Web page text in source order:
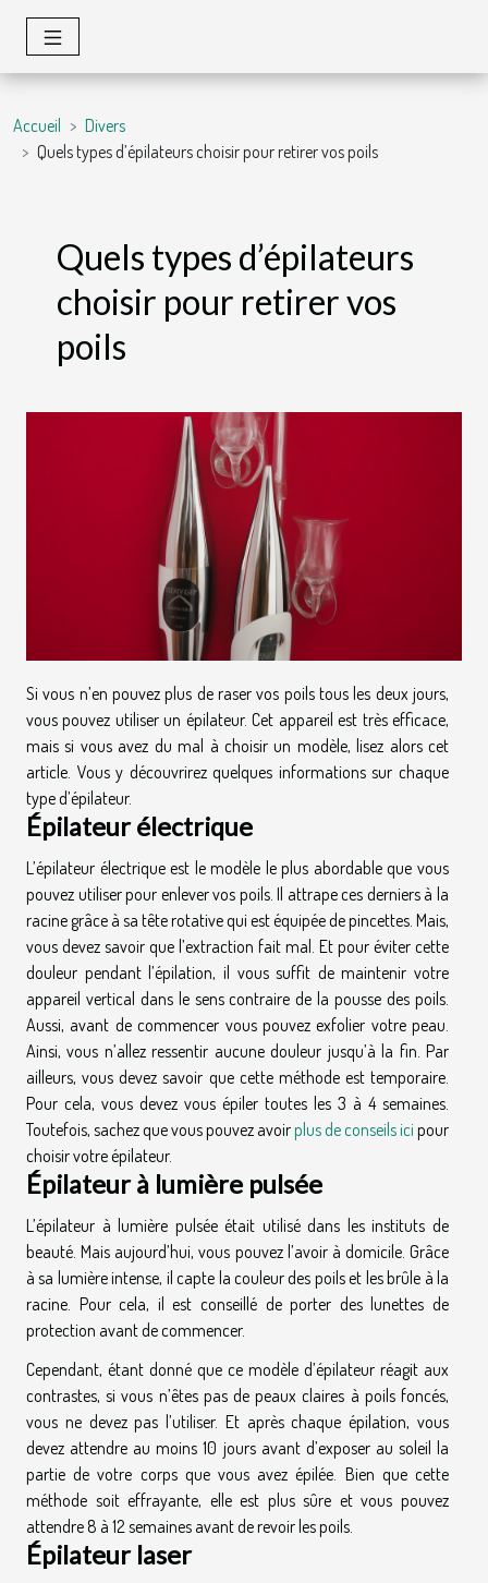
Accueil
Divers
Quels types d’épilateurs choisir pour retirer vos poils
Quels types d’épilateurs
choisir pour retirer vos
poils
Si vous n’en pouvez plus de raser vos poils tous les deux jours,
vous pouvez utiliser un épilateur. Cet appareil est très efficace,
mais si vous avez du mal à choisir un modèle, lisez alors cet
article. Vous y découvrirez quelques informations sur chaque
type d’épilateur.
Épilateur électrique
L’épilateur électrique est le modèle le plus abordable que vous
pouvez utiliser pour enlever vos poils. Il attrape ces derniers à la
racine grâce à sa tête rotative qui est équipée de pincettes. Mais,
vous devez savoir que l’extraction fait mal. Et pour éviter cette
douleur pendant l’épilation, il vous suffit de maintenir votre
appareil vertical dans le sens contraire de la pousse des poils.
Aussi, avant de commencer vous pouvez exfolier votre peau.
Ainsi, vous n’allez ressentir aucune douleur jusqu’à la fin. Par
ailleurs, vous devez savoir que cette méthode est temporaire.
Pour cela, vous devez vous épiler toutes les 3 à 4 semaines.
Toutefois, sachez que vous pouvez avoirplus de conseils ici pour
choisir votre épilateur.
Épilateur à lumière pulsée
L’épilateur à lumière pulsée était utilisé dans les instituts de
beauté. Mais aujourd’hui, vous pouvez l’avoir à domicile. Grâce
à sa lumière intense, il capte la couleur des poils et les brûle à la
racine. Pour cela, il est conseillé de porter des lunettes de
protection avant de commencer.
Cependant, étant donné que ce modèle d’épilateur réagit aux
contrastes, si vous n’êtes pas de peaux claires à poils foncés,
vous ne devez pas l’utiliser. Et après chaque épilation, vous
devez attendre au moins 10 jours avant d’exposer au soleil la
partie de votre corps que vous avez épilée. Bien que cette
méthode soit effrayante, elle est plus sûre et vous pouvez
attendre 8 à 12 semaines avant de revoir les poils.
Épilateur laser